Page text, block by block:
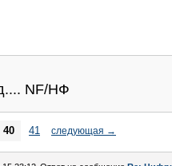
NF/НФ
40 41 следующая →